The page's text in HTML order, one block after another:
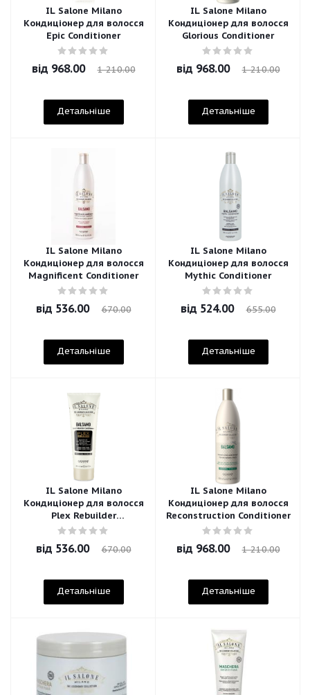
IL Salone Milano
Кондиціонер для волосся
Epic Conditioner
від 968.00 1 210.00
Детальніше
IL Salone Milano
Кондиціонер для волосся
Glorious Conditioner
від 968.00 1 210.00
Детальніше
IL Salone Milano
Кондиціонер для волосся
Magnificent Conditioner
від 536.00 670.00
Детальніше
IL Salone Milano
Кондиціонер для волосся
Mythic Conditioner
від 524.00 655.00
Детальніше
IL Salone Milano
Кондиціонер для волосся
Plex Rebuilder
Restructuring Balsamo
від 536.00 670.00
Детальніше
IL Salone Milano
Кондиціонер для волосся
Reconstruction Conditioner
від 968.00 1 210.00
Детальніше